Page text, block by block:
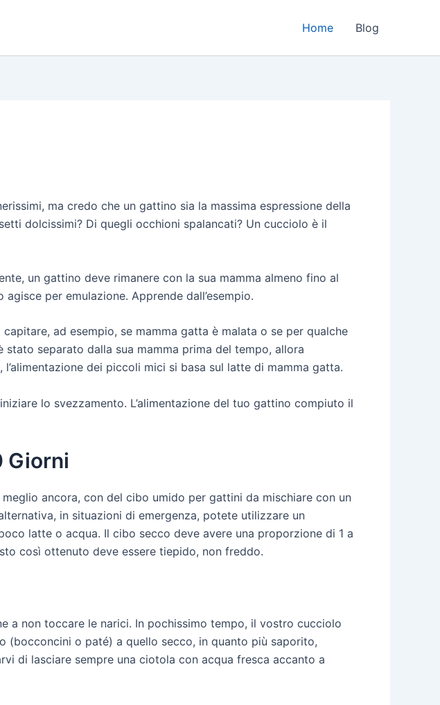
Home Blog
ma credo che un gattino sia la massima espressione della
dolcissimi? Di quegli occhioni spalancati? Un cucciolo è il
un gattino deve rimanere con la sua mamma almeno fino al
per emulazione. Apprende dall’esempio.
ad esempio, se mamma gatta è malata o se per qualche
separato dalla sua mamma prima del tempo, allora
dei piccoli mici si basa sul latte di mamma gatta.
lo svezzamento. L’alimentazione del tuo gattino compiuto il
Giorni
ancora, con del cibo umido per gattini da mischiare con un
in situazioni di emergenza, potete utilizzare un
latte o acqua. Il cibo secco deve avere una proporzione di 1 a
così ottenuto deve essere tiepido, non freddo.
a non toccare le narici. In pochissimo tempo, il vostro cucciolo
(bocconcini o paté) a quello secco, in quanto più saporito,
di lasciare sempre una ciotola con acqua fresca accanto a